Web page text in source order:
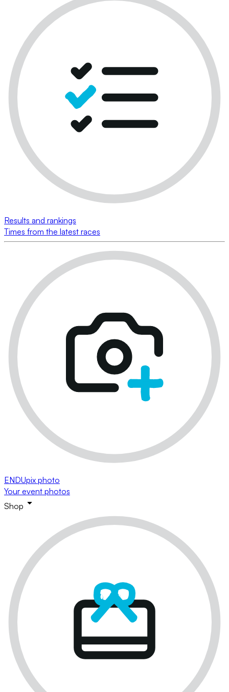
Results and rankings
Times from the latest races
ENDUpix photo
Your event photos
Shop